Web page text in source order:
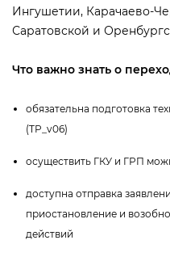
Ингушетии, Карачаево-
Саратовской и
Что важно знать о
обязательна подготовка
(TP_v06)
осуществить ГКУ и ГРП
доступна отправка
приостановление и
действий